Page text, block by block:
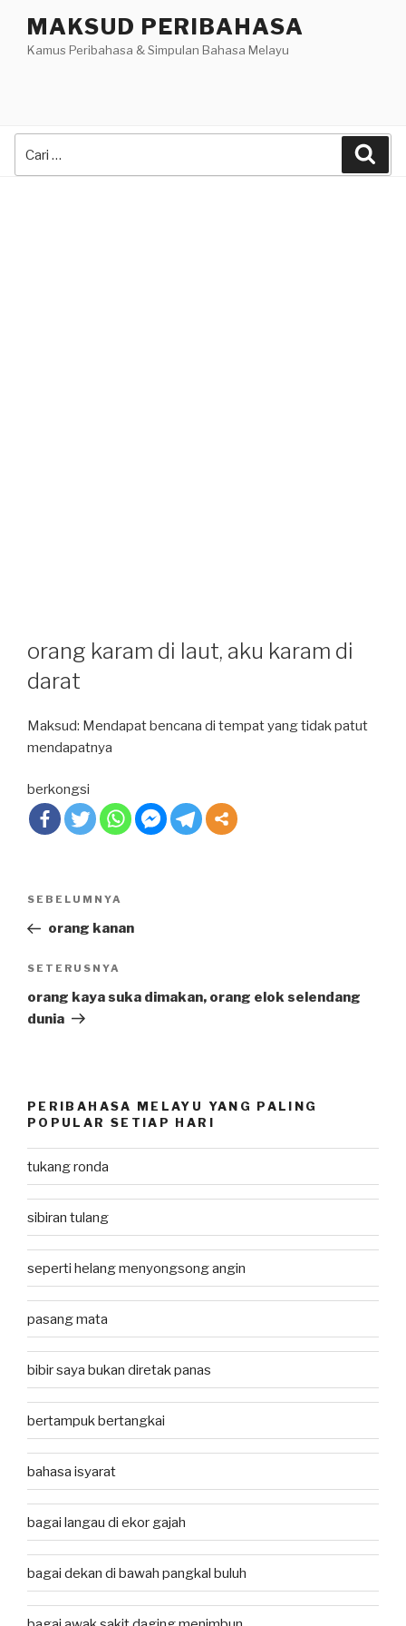
content
MAKSUD PERIBAHASA
Kamus Peribahasa & Simpulan Bahasa Melayu
orang karam di laut, aku karam di
darat
Maksud: Mendapat bencana di tempat yang tidak patut
mendapatnya
berkongsi
Post
Previous
Post
SEBELUMNYA
orang kanan
Next
Post
SETERUSNYA
orang kaya suka dimakan, orang elok selendang
dunia
PERIBAHASA MELAYU YANG PALING
POPULAR SETIAP HARI
tukang ronda
sibiran tulang
seperti helang menyongsong angin
pasang mata
bibir saya bukan diretak panas
bertampuk bertangkai
bahasa isyarat
bagai langau di ekor gajah
bagai dekan di bawah pangkal buluh